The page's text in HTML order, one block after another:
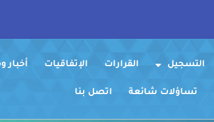
التسجيل القرارات الإتفاقيات
تساؤلات شائعة اتصل بنا